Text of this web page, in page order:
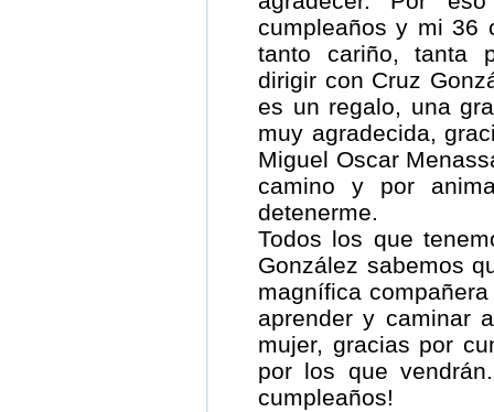
cumpleaños y mi 36
tanto cariño, tanta
dirigir con Cruz
es un regalo, una
muy agradecida,
Miguel Oscar
camino y por
detenerme.
Todos los que
González sabemos
magnífica
aprender y caminar
mujer, gracias por
por los que
cumpleaños!